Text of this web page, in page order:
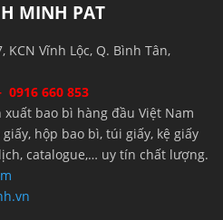
MINH PAT
KCN Vĩnh Lộc, Q. Bình Tân,
0916 660 853
xuất bao bì hàng đầu Việt Nam
hộp bao bì, túi giấy, kệ giấy
catalogue,… uy tín chất lượng.